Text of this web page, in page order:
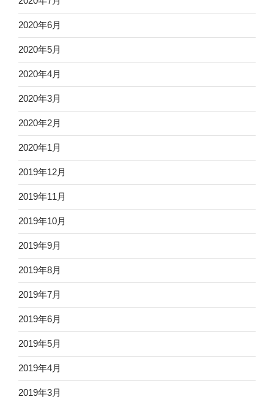
2020年6月
2020年5月
2020年4月
2020年3月
2020年2月
2020年1月
2019年12月
2019年11月
2019年10月
2019年9月
2019年8月
2019年7月
2019年6月
2019年5月
2019年4月
2019年3月